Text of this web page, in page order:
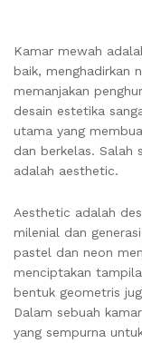
Kamar mewah
baik, menghadirkan
memanjakan
desain estetika
utama yang
dan berkelas. Salah
adalah aesthetic.
Aesthetic adalah
milenial dan
pastel dan neon
menciptakan
bentuk geometris
Dalam sebuah
yang sempurna